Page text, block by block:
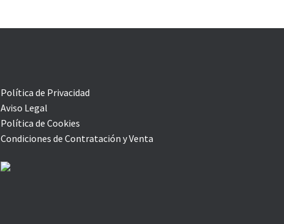
Política de Privacidad
Aviso Legal
Política de Cookies
Condiciones de Contratación y Venta